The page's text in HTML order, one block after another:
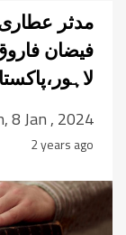
مدثر
فیضان
8 Jan , 2024
2 years ago